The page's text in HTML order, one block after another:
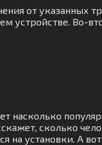
от указанных
устройстве. Во-
насколько
сколько
на установки. А